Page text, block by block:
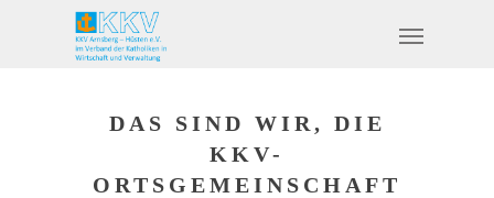
DAS SIND WIR, DIE
KKV-
ORTSGEMEINSCHAFT